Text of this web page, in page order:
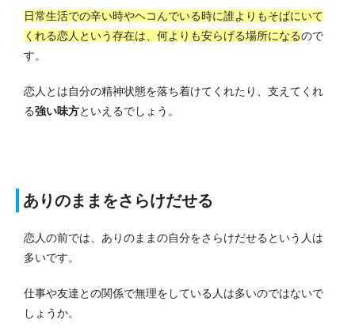
日常生活での辛い時やヘコんでいる時に誰よりもそばにいて
くれる恋人という存在は、何よりも安らげる場所になるので
す。
恋人とは自分の精神状態を落ち着けてくれたり、支えてくれ
る強い味方といえるでしょう。
ありのままをさらけだせる
恋人の前では、ありのままの自分をさらけだせるという人は
多いです。
仕事や友達との関係で無理をしている人は多いのではないで
しょうか。